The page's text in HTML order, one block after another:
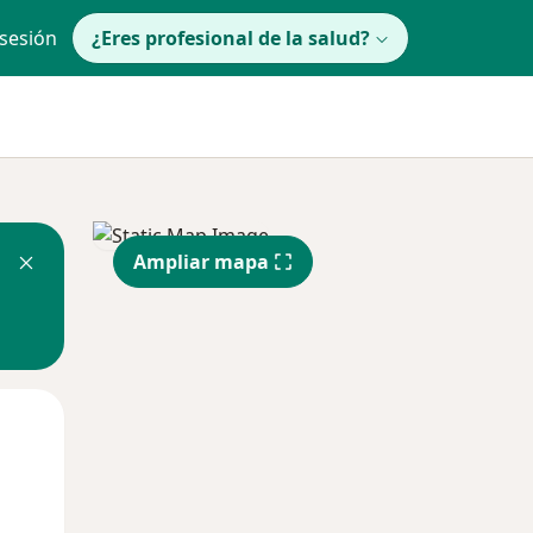
¿Eres profesional de la salud?
Ampliar mapa